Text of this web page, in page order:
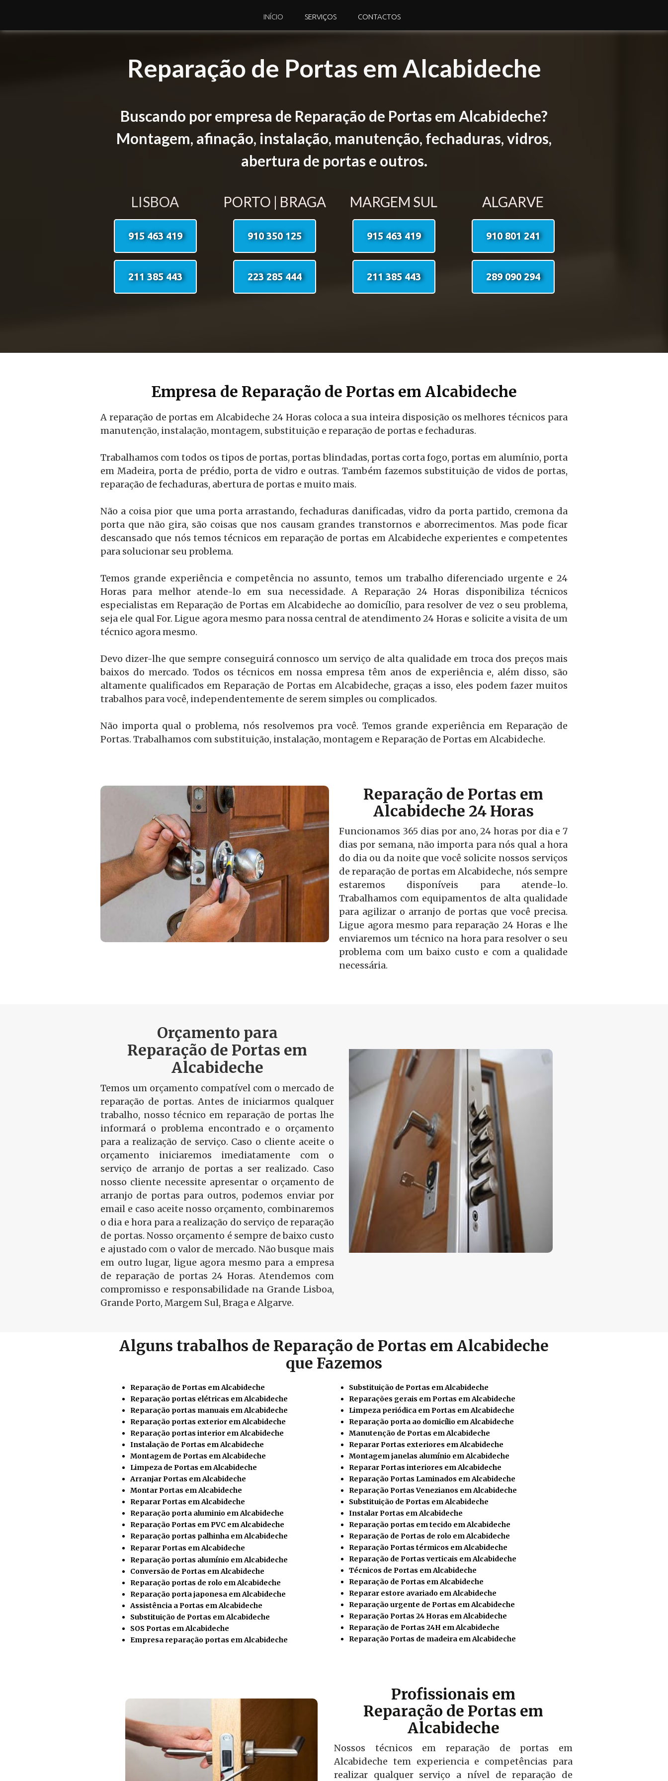
INÍCIO SERVIÇOS CONTACTOS
Reparação de Portas em Alcabideche
Buscando por empresa de Reparação de Portas em Alcabideche?
Montagem, afinação, instalação, manutenção, fechaduras, vidros,
abertura de portas e outros.
LISBOA
915 463 419
211 385 443
PORTO | BRAGA
910 350 125
223 285 444
MARGEM SUL
915 463 419
211 385 443
ALGARVE
910 801 241
289 090 294
Empresa de Reparação de Portas em Alcabideche
A reparação de portas em Alcabideche 24 Horas coloca a sua inteira disposição os melhores técnicos para
manutenção, instalação, montagem, substituição e reparação de portas e fechaduras.
Trabalhamos com todos os tipos de portas, portas blindadas, portas corta fogo, portas em alumínio, porta
em Madeira, porta de prédio, porta de vidro e outras. Também fazemos substituição de vidos de portas,
reparação de fechaduras, abertura de portas e muito mais.
Não a coisa pior que uma porta arrastando, fechaduras danificadas, vidro da porta partido, cremona da
porta que não gira, são coisas que nos causam grandes transtornos e aborrecimentos. Mas pode ficar
descansado que nós temos técnicos em reparação de portas em Alcabideche experientes e competentes
para solucionar seu problema.
Temos grande experiência e competência no assunto, temos um trabalho diferenciado urgente e 24
Horas para melhor atende-lo em sua necessidade. A Reparação 24 Horas disponibiliza técnicos
especialistas em Reparação de Portas em Alcabideche ao domicílio, para resolver de vez o seu problema,
seja ele qual For. Ligue agora mesmo para nossa central de atendimento 24 Horas e solicite a visita de um
técnico agora mesmo.
Devo dizer-lhe que sempre conseguirá connosco um serviço de alta qualidade em troca dos preços mais
baixos do mercado. Todos os técnicos em nossa empresa têm anos de experiência e, além disso, são
altamente qualificados em Reparação de Portas em Alcabideche, graças a isso, eles podem fazer muitos
trabalhos para você, independentemente de serem simples ou complicados.
Não importa qual o problema, nós resolvemos pra você. Temos grande experiência em Reparação de
Portas. Trabalhamos com substituição, instalação, montagem e Reparação de Portas em Alcabideche.
Reparação de Portas em
Alcabideche 24 Horas
Funcionamos 365 dias por ano, 24 horas por dia e 7
dias por semana, não importa para nós qual a hora
do dia ou da noite que você solicite nossos serviços
de reparação de portas em Alcabideche, nós sempre
estaremos disponíveis para atende-lo.
Trabalhamos com equipamentos de alta qualidade
para agilizar o arranjo de portas que você precisa.
Ligue agora mesmo para reparação 24 Horas e lhe
enviaremos um técnico na hora para resolver o seu
problema com um baixo custo e com a qualidade
necessária.
Orçamento para
Reparação de Portas em
Alcabideche
Temos um orçamento compatível com o mercado de
reparação de portas. Antes de iniciarmos qualquer
trabalho, nosso técnico em reparação de portas lhe
informará o problema encontrado e o orçamento
para a realização de serviço. Caso o cliente aceite o
orçamento iniciaremos imediatamente com o
serviço de arranjo de portas a ser realizado. Caso
nosso cliente necessite apresentar o orçamento de
arranjo de portas para outros, podemos enviar por
email e caso aceite nosso orçamento, combinaremos
o dia e hora para a realização do serviço de reparação
de portas. Nosso orçamento é sempre de baixo custo
e ajustado com o valor de mercado. Não busque mais
em outro lugar, ligue agora mesmo para a empresa
de reparação de portas 24 Horas. Atendemos com
compromisso e responsabilidade na Grande Lisboa,
Grande Porto, Margem Sul, Braga e Algarve.
Alguns trabalhos de Reparação de Portas em Alcabideche
que Fazemos
Reparação de Portas em Alcabideche
Reparação portas elétricas em Alcabideche
Reparação portas manuais em Alcabideche
Reparação portas exterior em Alcabideche
Reparação portas interior em Alcabideche
Instalação de Portas em Alcabideche
Montagem de Portas em Alcabideche
Limpeza de Portas em Alcabideche
Arranjar Portas em Alcabideche
Montar Portas em Alcabideche
RepararPortas em Alcabideche
Reparação porta aluminio em Alcabideche
Reparação Portas em PVC em Alcabideche
Reparação portas palhinha em Alcabideche
Reparar Portas em Alcabideche
Reparação portas alumínio em Alcabideche
Conversão de Portas em Alcabideche
Reparação portas de rolo em Alcabideche
Reparação porta japonesa em Alcabideche
Assistência a Portas em Alcabideche
Substituição de Portas em Alcabideche
SOS Portas em Alcabideche
Empresa reparação portas em Alcabideche
Substituição de Portas em Alcabideche
Reparações gerais em Portas em Alcabideche
Limpeza periódica em Portas em Alcabideche
Reparação porta ao domicílio em Alcabideche
Manutenção de Portas em Alcabideche
Reparar Portas exteriores em Alcabideche
Montagem janelas alumínio em Alcabideche
Reparar Portas interiores em Alcabideche
Reparação Portas Laminados em Alcabideche
Reparação Portas Venezianos em Alcabideche
Substituição de Portas em Alcabideche
InstalarPortas em Alcabideche
Reparação portas em tecido em Alcabideche
Reparação de Portas de rolo em Alcabideche
Reparação Portas térmicos em Alcabideche
Reparação de Portas verticais em Alcabideche
Técnicos de Portas em Alcabideche
Reparação de Portas em Alcabideche
Reparar estore avariado em Alcabideche
Reparação urgente de Portas em Alcabideche
Reparação Portas 24 Horas em Alcabideche
Reparação de Portas 24H em Alcabideche
Reparação Portas de madeira em Alcabideche
Profissionais em
Reparação de Portas em
Alcabideche
Nossos técnicos em reparação de portas em
Alcabideche tem experiencia e competências para
realizar qualquer serviço a nível de reparação de